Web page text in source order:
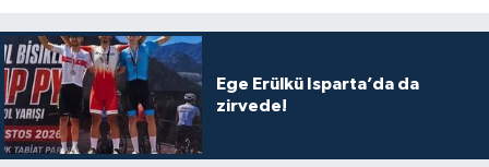
Ege Erülkü Isparta’da da
zirvede!